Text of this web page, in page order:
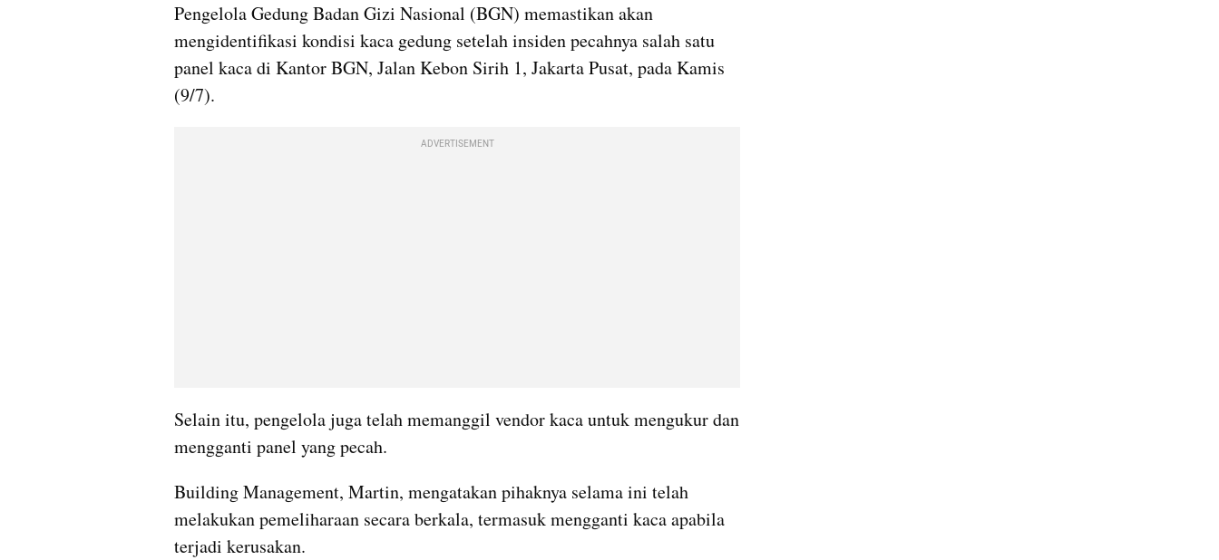
Pengelola Gedung Badan Gizi Nasional (BGN) memastikan akan
mengidentifikasi kondisi kaca gedung setelah insiden pecahnya salah satu
panel kaca di Kantor BGN, Jalan Kebon Sirih 1, Jakarta Pusat, pada Kamis
(9/7).
ADVERTISEMENT
Selain itu, pengelola juga telah memanggil vendor kaca untuk mengukur dan
mengganti panel yang pecah.
Building Management, Martin, mengatakan pihaknya selama ini telah
melakukan pemeliharaan secara berkala, termasuk mengganti kaca apabila
terjadi kerusakan.